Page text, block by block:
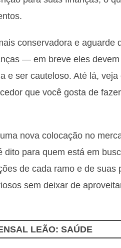
conservadora e aguarde
— em breve eles
e ser cauteloso. Até lá,
que você gosta de
nova colocação no
dito para quem está em
de cada ramo e de suas
sem deixar de
LEÃO: SAÚDE